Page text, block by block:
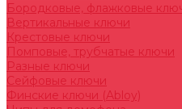
Бородковые, флажковые
Вертикальные ключи
Крестовые ключи
Помповые, трубчатые ключи
Разные ключи
Сейфовые ключи
Финские ключи (Abloy)